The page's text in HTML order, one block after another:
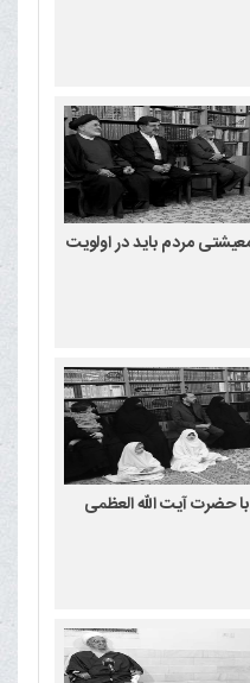
مردم باید در اولویت
با حضرت آیت الله العظمی